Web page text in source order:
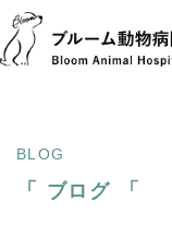
BLOG
「 ブログ 「